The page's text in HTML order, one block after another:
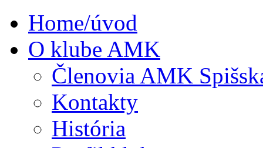
Home/úvod
O klube AMK
Členovia AMK
Kontakty
História